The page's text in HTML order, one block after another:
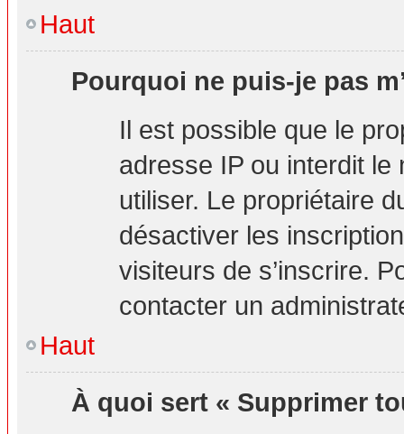
Haut
Pourquoi ne puis-je pas
Il est possible que le
adresse IP ou interdit le
utiliser. Le propriétaire
désactiver les
visiteurs de s’inscrire.
contacter un
Haut
À quoi sert « Supprimer